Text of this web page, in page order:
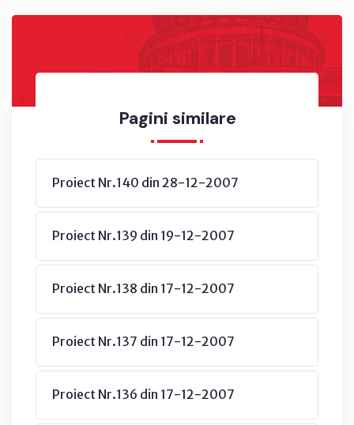
Pagini similare
Proiect Nr.140 din 28-12-2007
Proiect Nr.139 din 19-12-2007
Proiect Nr.138 din 17-12-2007
Proiect Nr.137 din 17-12-2007
Proiect Nr.136 din 17-12-2007